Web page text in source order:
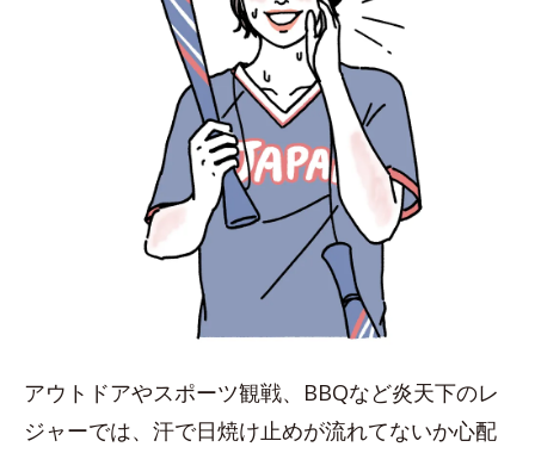
アウトドアやスポーツ観戦、BBQなど炎天下のレ
ジャーでは、汗で日焼け止めが流れてないか心配